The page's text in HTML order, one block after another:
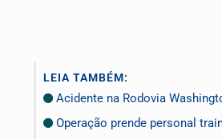
LEIA TAMBÉM:
Acidente na Rodovia
Operação prende personal